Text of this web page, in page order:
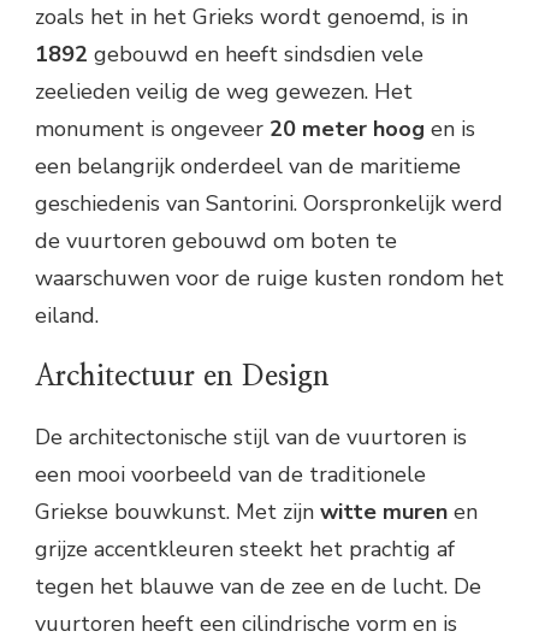
zoals het in het Grieks wordt genoemd, is in
1892 gebouwd en heeft sindsdien vele
zeelieden veilig de weg gewezen. Het
monument is ongeveer 20 meter hoog en is
een belangrijk onderdeel van de maritieme
geschiedenis van Santorini. Oorspronkelijk werd
de vuurtoren gebouwd om boten te
waarschuwen voor de ruige kusten rondom het
eiland.
Architectuur en Design
De architectonische stijl van de vuurtoren is
een mooi voorbeeld van de traditionele
Griekse bouwkunst. Met zijn witte muren en
grijze accentkleuren steekt het prachtig af
tegen het blauwe van de zee en de lucht. De
vuurtoren heeft een cilindrische vorm en is